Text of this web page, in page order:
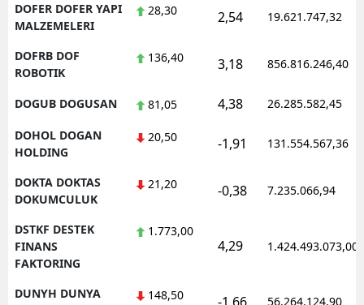
DOFER DOFER YAPI
MALZEMELERI
28,30 2,54 19.621.747,32
DOFRB DOF
ROBOTIK
136,40 3,18 856.816.246,40
DOGUB DOGUSAN 81,05 4,38 26.285.582,45
DOHOL DOGAN
HOLDING
20,50 -1,91 131.554.567,36
DOKTA DOKTAS
DOKUMCULUK
21,20 -0,38 7.235.066,94
DSTKF DESTEK
FINANS
FAKTORING
1.773,00
4,29 1.424.493.073,00
DUNYH DUNYA
148,50 56.264.124,90